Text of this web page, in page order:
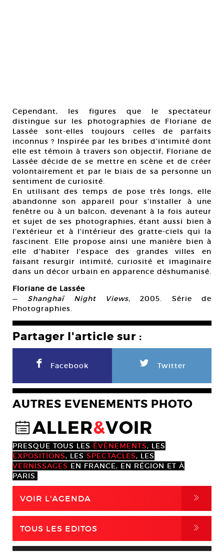
Cependant, les figures que le spectateur
distingue sur les photographies de Floriane de
Lassée sont-elles toujours celles de parfaits
inconnus ? Inspirée par les bribes d’intimité dont
elle est témoin à travers son objectif, Floriane de
Lassée décide de se mettre en scène et de créer
volontairement et par le biais de sa personne un
sentiment de curiosité.
En utilisant des temps de pose très longs, elle
abandonne son appareil pour s’installer à une
fenêtre ou à un balcon, devenant à la fois auteur
et sujet de ses photographies, étant aussi bien à
l’extérieur et à l’intérieur des gratte-ciels qui la
fascinent. Elle propose ainsi une manière bien à
elle d’habiter l’espace des grandes villes en
faisant resurgir intimité, curiosité et imaginaire
dans un décor urbain en apparence déshumanisé.
Floriane de Lassée
— Shanghaï Night Views, 2005. Série de
Photographies.
Partager l'article sur :
F Facebook L Twitter
AUTRES EVENEMENTS PHOTO
@ALLER&VOIR
PRESQUE TOUS LES ÉVÈNEMENTS, LES
EXPOSITIONS, LES SPECTACLES, LES
VERNISSAGES EN FRANCE, EN RÉGION ET À
PARIS.
VOIR L'AGENDA ,
TOUS LES EDITOS ,